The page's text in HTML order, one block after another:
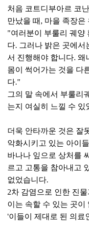
처음 코트디부아르 코
만났을 때, 마을 족장은
"여러분이 부룰리 궤양
다. 그러나 밝은 곳에서
서 진행해야 합니다. 왜
몸이 썩어가는 것을 다
다."
그의 말 속에서 부룰리
는지 여실히 느낄 수 있
더욱 안타까운 것은 잘
악화시키고 있는 아이
바나나 잎으로 상처를
르고 고통을 참아내고
없었습니다.
2차 감염으로 인한 진
이는 속할 수 있는 곳이
'이들이 제대로 된 의료